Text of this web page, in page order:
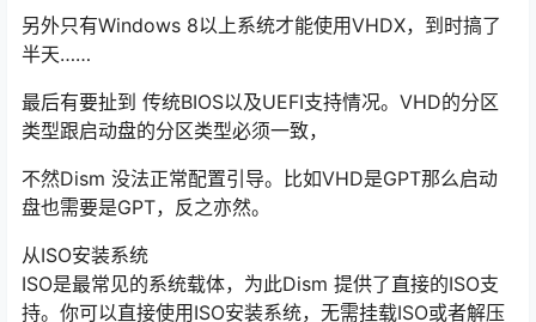
另外只有Windows 8以上系统才能使用VHDX，到时搞了
半天……
最后有要扯到 传统BIOS以及UEFI支持情况。VHD的分区
类型跟启动盘的分区类型必须一致，
不然Dism 没法正常配置引导。比如VHD是GPT那么启动
盘也需要是GPT，反之亦然。
从ISO安装系统
ISO是最常见的系统载体，为此Dism 提供了直接的ISO支
持。你可以直接使用ISO安装系统，无需挂载ISO或者解压